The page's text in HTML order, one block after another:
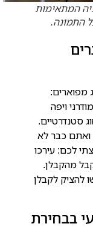
המתאימות
התמונה.
מפוארים:
ויפה
סטנדרטיים.
כבר לא
לכם: עירכו
מהקבלן.
להציק לקבלן
בבחירת